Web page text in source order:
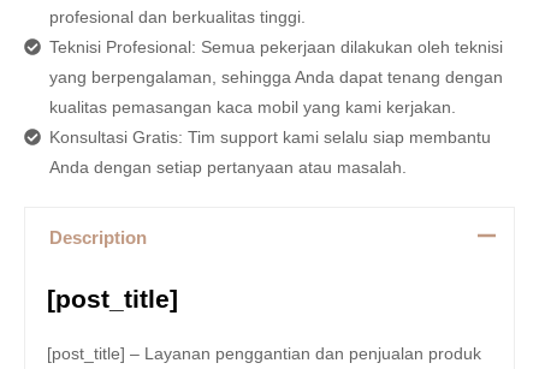
profesional dan berkualitas tinggi.
Teknisi Profesional: Semua pekerjaan dilakukan oleh teknisi
yang berpengalaman, sehingga Anda dapat tenang dengan
kualitas pemasangan kaca mobil yang kami kerjakan.
Konsultasi Gratis: Tim support kami selalu siap membantu
Anda dengan setiap pertanyaan atau masalah.
Description
[post_title]
[post_title] – Layanan penggantian dan penjualan produk